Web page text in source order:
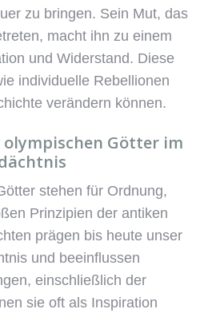
zu bringen. Sein Mut, das
macht ihn zu einem
und Widerstand. Diese
individuelle Rebellionen
verändern können.
olympischen Götter im
stehen für Ordnung,
Prinzipien der antiken
prägen bis heute unser
und beeinflussen
einschließlich der
sie oft als Inspiration